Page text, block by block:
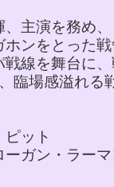
主演を務め
ンをとった
線を舞台に
臨場感溢れる
ット
ガン・ラー